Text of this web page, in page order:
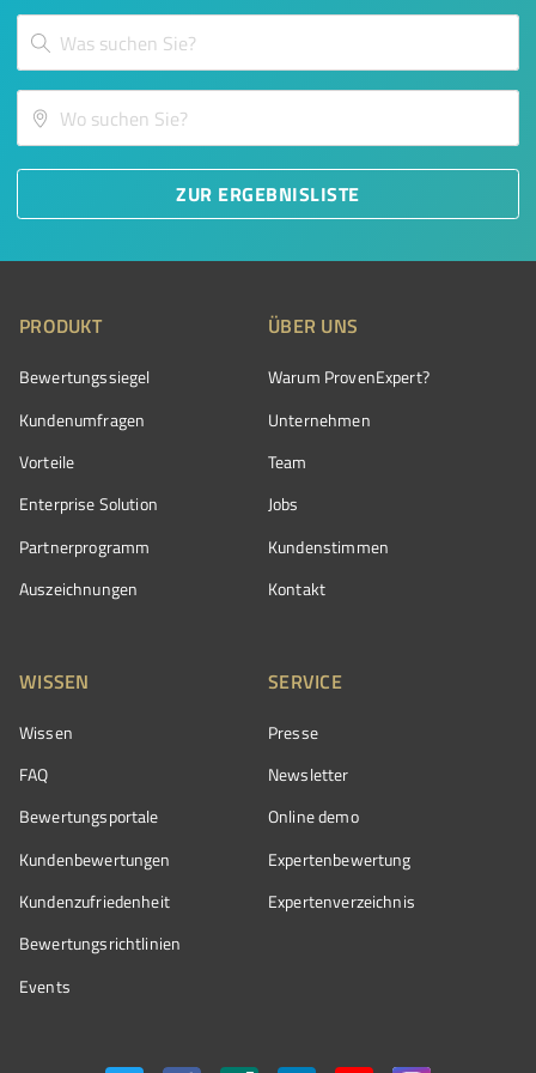
ZUR ERGEBNISLISTE
PRODUKT
Bewertungssiegel
Kundenumfragen
Vorteile
Enterprise Solution
Partnerprogramm
Auszeichnungen
ÜBER UNS
Warum ProvenExpert?
Unternehmen
Team
Jobs
Kundenstimmen
Kontakt
WISSEN
Wissen
FAQ
Bewertungsportale
Kundenbewertungen
Kundenzufriedenheit
Bewertungs­richtlinien
Events
SERVICE
Presse
Newsletter
Online demo
Expertenbewertung
Expertenverzeichnis